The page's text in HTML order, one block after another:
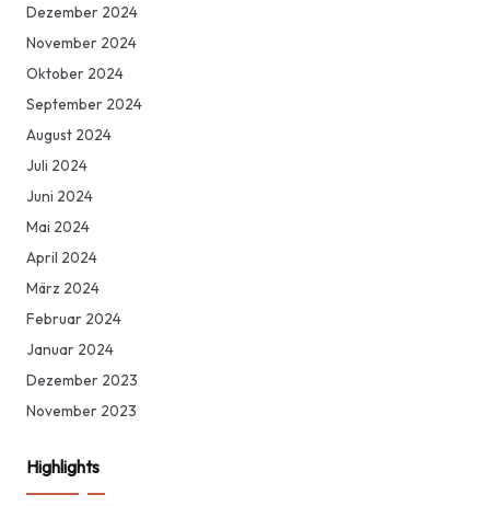
Dezember 2024
November 2024
Oktober 2024
September 2024
August 2024
Juli 2024
Juni 2024
Mai 2024
April 2024
März 2024
Februar 2024
Januar 2024
Dezember 2023
November 2023
Highlights